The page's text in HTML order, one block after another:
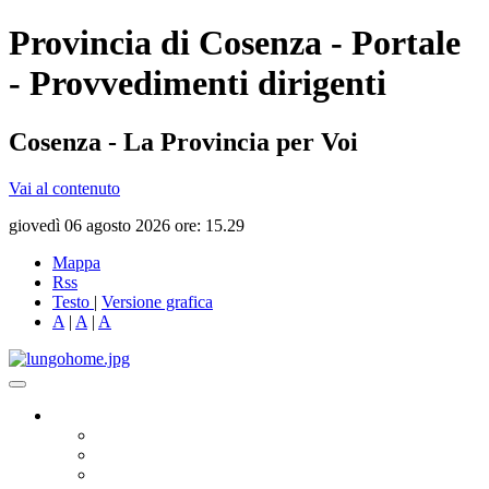
Provincia di Cosenza - Portale
- Provvedimenti dirigenti
Cosenza - La Provincia per Voi
Vai al contenuto
giovedì 06 agosto 2026 ore: 15.29
Mappa
Rss
Testo | Versione grafica
A | A | A